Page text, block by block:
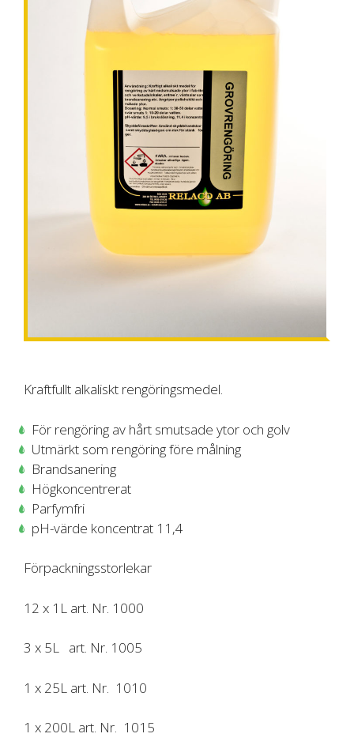
Kraftfullt alkaliskt rengöringsmedel.
För rengöring av hårt smutsade ytor och golv
Utmärkt som rengöring före målning
Brandsanering
Högkoncentrerat
Parfymfri
pH-värde koncentrat 11,4
Förpackningsstorlekar
12 x 1L art. Nr. 1000
3 x 5L art. Nr. 1005
1 x 25L art. Nr. 1010
1 x 200L art. Nr. 1015